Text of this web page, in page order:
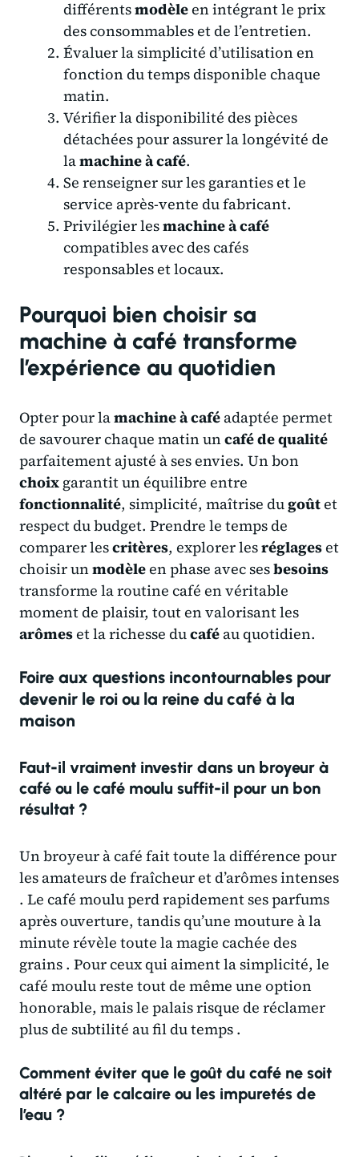
différentsmodèleen intégrant le prix
des consommables et de l’entretien.
Évaluer la simplicité d’utilisation en
fonction du temps disponible chaque
matin.
Vérifier la disponibilité des pièces
détachées pour assurer la longévité de
lamachine à café.
Se renseigner sur les garanties et le
service après-vente du fabricant.
Privilégier lesmachine à café
compatibles avec des cafés
responsables et locaux.
Pourquoi bien choisir sa
machine à café transforme
l’expérience au quotidien
Opter pour lamachine à café adaptée permet
de savourer chaque matin uncafé de qualité
parfaitement ajusté à ses envies. Un bon
choix garantit un équilibre entre
fonctionnalité, simplicité, maîtrise dugoûtet
respect du budget. Prendre le temps de
comparer lescritères, explorer lesréglageset
choisir unmodèleen phase avec sesbesoins
transforme la routine café en véritable
moment de plaisir, tout en valorisant les
arômeset la richesse ducafé au quotidien.
Foire aux questions incontournables pour
devenir le roi ou la reine du café à la
maison
Faut-il vraiment investir dans un broyeur à
café ou le café moulu suffit-il pour un bon
résultat ?
Un broyeur à café fait toute la différence pour
les amateurs de fraîcheur et d’arômes intenses
. Le café moulu perd rapidement ses parfums
après ouverture, tandis qu’une mouture à la
minute révèle toute la magie cachée des
grains . Pour ceux qui aiment la simplicité, le
café moulu reste tout de même une option
honorable, mais le palais risque de réclamer
plus de subtilité au fil du temps .
Comment éviter que le goût du café ne soit
altéré par le calcaire ou les impuretés de
l’eau ?